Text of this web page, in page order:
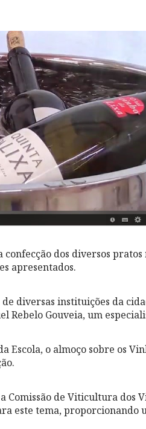
dos diversos
apresentados.
diversas instituições da
Rebelo Gouveia, um
Escola, o almoço sobre os
Comissão de Viticultura dos
este tema, proporcionando